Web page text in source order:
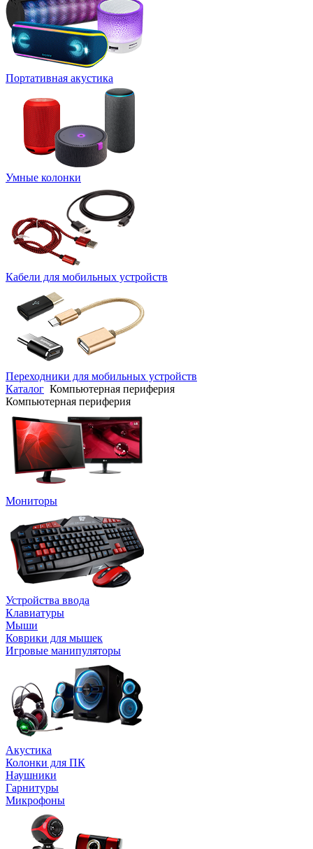
Портативная акустика
Умные колонки
Кабели для мобильных устройств
Переходники для мобильных устройств
Каталог Компьютерная периферия
Компьютерная периферия
Мониторы
Устройства ввода
Клавиатуры
Мыши
Коврики для мышек
Игровые манипуляторы
Акустика
Колонки для ПК
Наушники
Гарнитуры
Микрофоны